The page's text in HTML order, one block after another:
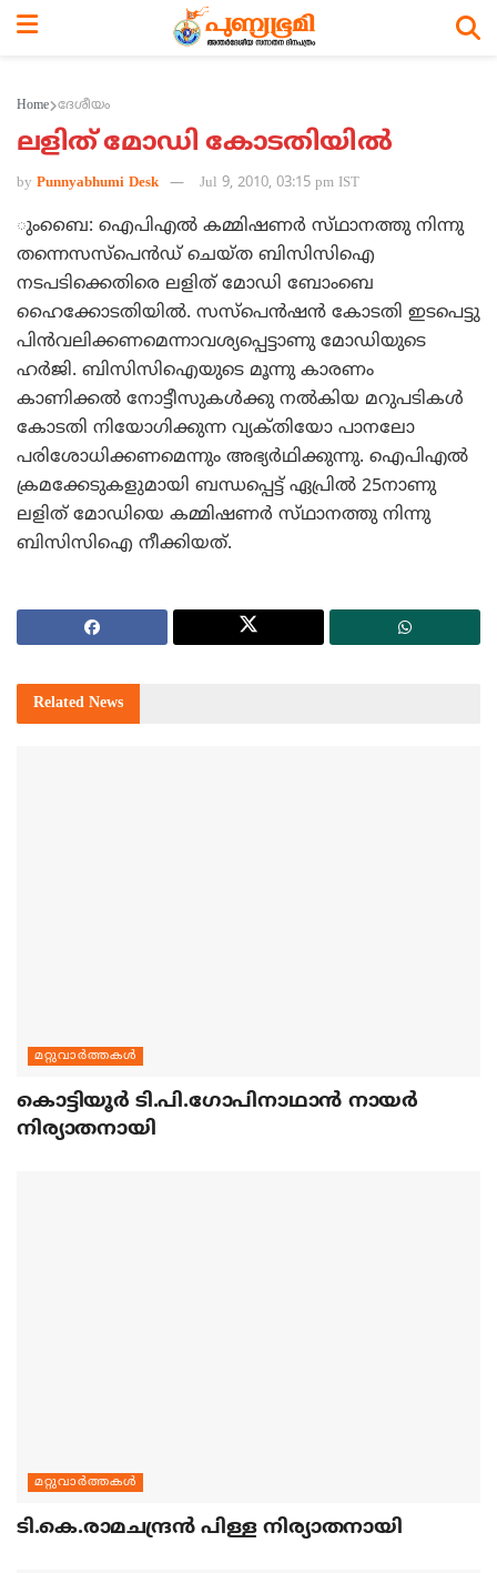
Home ദേശീയം
ലളിത്‌ മോഡി കോടതിയില്‍
by Punnyabhumi Desk Jul 9, 2010, 03:15 pm IST
ുംബൈ: ഐപിഎല്‍ കമ്മിഷണര്‍ സ്‌ഥാനത്തു നിന്നു
തന്നെസസ്‌പെന്‍ഡ്‌ ചെയ്‌ത ബിസിസിഐ
നടപടിക്കെതിരെ ലളിത്‌ മോഡി ബോംബെ
ഹൈക്കോടതിയില്‍. സസ്‌പെന്‍ഷന്‍ കോടതി ഇടപെട്ടു
പിന്‍വലിക്കണമെന്നാവശ്യപ്പെട്ടാണു മോഡിയുടെ
ഹര്‍ജി. ബിസിസിഐയുടെ മൂന്നു കാരണം
കാണിക്കല്‍ നോട്ടീസുകള്‍ക്കു നല്‍കിയ മറുപടികള്‍
കോടതി നിയോഗിക്കുന്ന വ്യക്‌തിയോ പാനലോ
പരിശോധിക്കണമെന്നും അഭ്യര്‍ഥിക്കുന്നു. ഐപിഎല്‍
ക്രമക്കേടുകളുമായി ബന്ധപ്പെട്ട്‌ ഏപ്രില്‍ 25നാണു
ലളിത്‌ മോഡിയെ കമ്മിഷണര്‍ സ്‌ഥാനത്തു നിന്നു
ബിസിസിഐ നീക്കിയത്‌.
Related News
മറ്റുവാര്‍ത്തകള്‍
കൊട്ടിയൂര്‍ ടി.പി.ഗോപിനാഥാന്‍ നായര്‍
നിര്യാതനായി
മറ്റുവാര്‍ത്തകള്‍
ടി.കെ.രാമചന്ദ്രന്‍ പിള്ള നിര്യാതനായി